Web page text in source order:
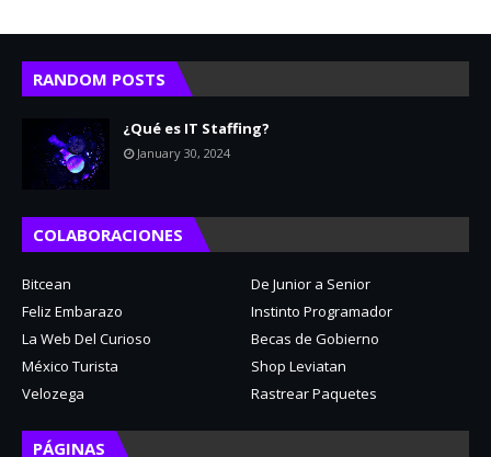
RANDOM POSTS
¿Qué es IT Staffing?
January 30, 2024
COLABORACIONES
Bitcean
De Junior a Senior
Feliz Embarazo
Instinto Programador
La Web Del Curioso
Becas de Gobierno
México Turista
Shop Leviatan
Velozega
Rastrear Paquetes
PÁGINAS